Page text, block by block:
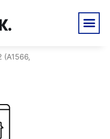
(A1566,